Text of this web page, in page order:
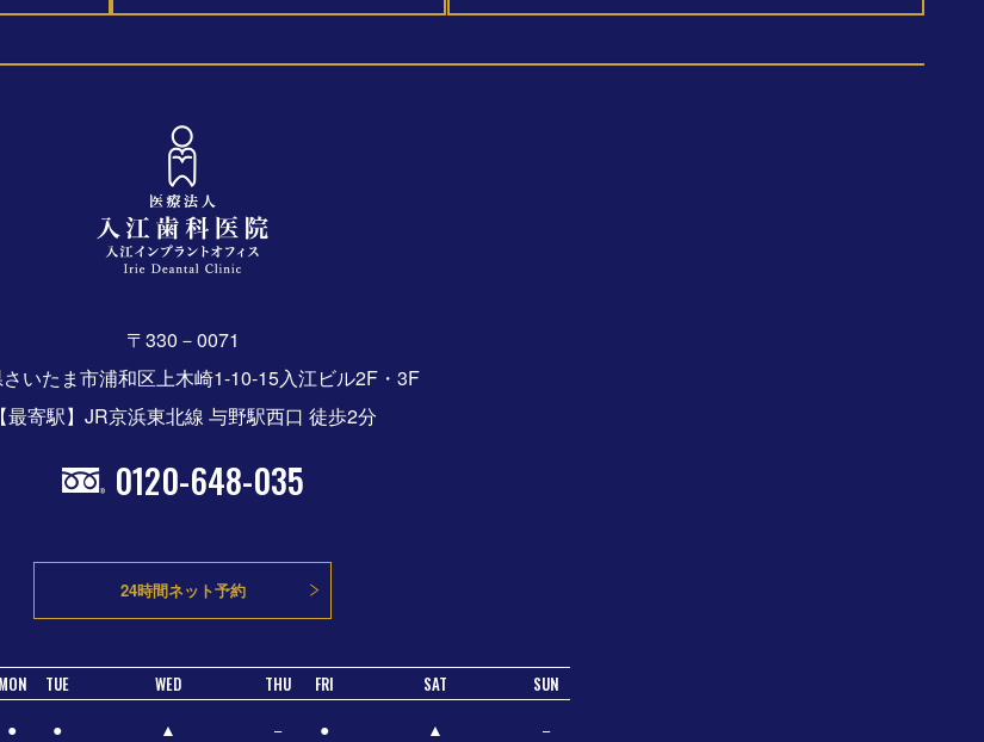
〒330－0071
いたま市浦和区上木崎1-10-15入江ビル2F・3F
【最寄駅】JR京浜東北線 与野駅西口 徒歩2分
0120-648-035
24時間ネット予約
MON TUE WED THU FRI SAT SUN
● ●
▲
− ●
▲
−